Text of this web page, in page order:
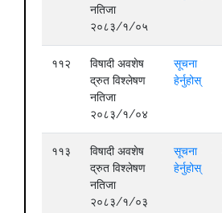
नतिजा
२०८३/१/०५
११२
विषादी अवशेष
द्रुत विश्लेषण
नतिजा
२०८३/१/०४
सूचना
हेर्नुहोस्
११३
विषादी अवशेष
द्रुत विश्लेषण
नतिजा
२०८३/१/०३
सूचना
हेर्नुहोस्